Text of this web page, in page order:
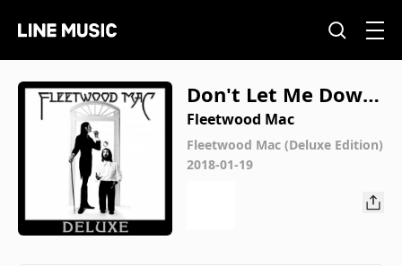
Don't Let Me Down
Again (Live at Jorge
nsen Auditorium, U
niversity of Connec
ticut, Storrs, CT, 10/
Fleetwood Mac
Fleetwood Mac (Deluxe Edition)
2018-01-19